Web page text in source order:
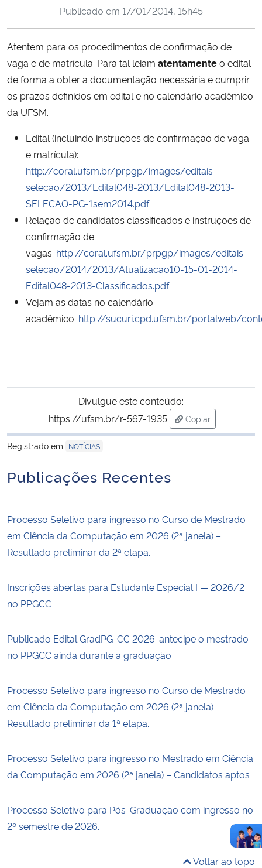
Ministério da Cidadania
Ministério de Minas e Energia
Ministério da Ciência, Tecnologia, Inovações e Comunicações
Ministério do Meio Ambiente
Controladoria-Geral da União
Ministério da Mulher, da Família e dos Direitos Humanos
Secretaria-Geral
Secretaria de Governo
Banco Central do Brasil
Planalto
Publicado em 17/01/2014, 15h45
Atentem para os procedimentos de confirmação de
vaga e de matrícula. Para tal leiam atentamenteo edital
de forma a obter a documentação necessária e cumprir
os prazos definidos em edital e no calendário acadêmico
da UFSM.
Edital (incluindo instruções de confirmação de vaga
e matrícula):
http://coral.ufsm.br/prpgp/images/editais-
selecao/2013/Edital048-2013/Edital048-2013-
SELECAO-PG-1sem2014.pdf
Relação de candidatos classificados e instruções de
confirmação de
vagas: http://coral.ufsm.br/prpgp/images/editais-
selecao/2014/2013/Atualizacao10-15-01-2014-
Edital048-2013-Classificados.pdf
Vejam as datas no calendário
acadêmico: http://sucuri.cpd.ufsm.br/portalweb/
Divulgue este conteúdo:
https://ufsm.br/r-567-1935
Copiar
para área de
Registrado em
NOTÍCIAS
Publicações Recentes
Processo Seletivo para ingresso no Curso de Mestrado
em Ciência da Computação em 2026 (2ª janela) –
Resultado preliminar da 2ª etapa.
Inscrições abertas para Estudante Especial I — 2026/2
no PPGCC
Publicado Edital GradPG-CC 2026: antecipe o mestrado
no PPGCC ainda durante a graduação
Processo Seletivo para ingresso no Curso de Mestrado
em Ciência da Computação em 2026 (2ª janela) –
Resultado preliminar da 1ª etapa.
Processo Seletivo para ingresso no Mestrado em Ciência
da Computação em 2026 (2ª janela) – Candidatos aptos
Processo Seletivo para Pós-Graduação com ingresso no
2º semestre de 2026.
Voltar ao topo